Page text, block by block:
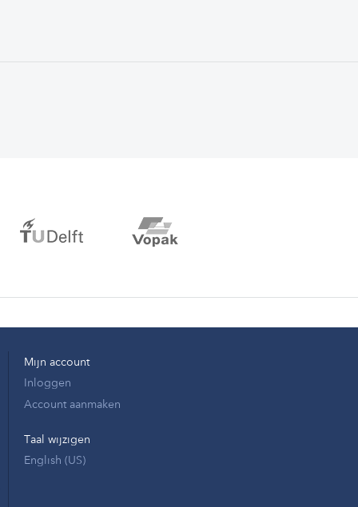
Mijn account
Inloggen
Account aanmaken
Taal wijzigen
English (US)